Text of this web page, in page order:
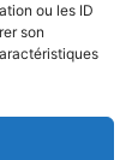
ou les ID
son